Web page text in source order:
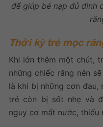
để giúp bé nạp đủ dinh
Thời kỳ trẻ mọc
Khi lớn thêm một chút,
những chiếc răng nên
là khi bị những cơn đau,
trẻ còn bị sốt nhẹ và
nguy cơ mất nước, thiếu